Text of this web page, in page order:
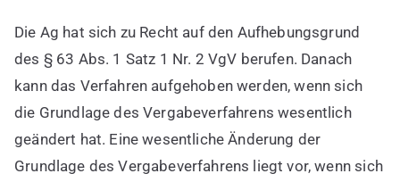
Die Ag hat sich zu Recht auf den Aufhebungsgrund
des § 63 Abs. 1 Satz 1 Nr. 2 VgV berufen. Danach
kann das Verfahren aufgehoben werden, wenn sich
die Grundlage des Vergabeverfahrens wesentlich
geändert hat. Eine wesentliche Änderung der
Grundlage des Vergabeverfahrens liegt vor, wenn sich